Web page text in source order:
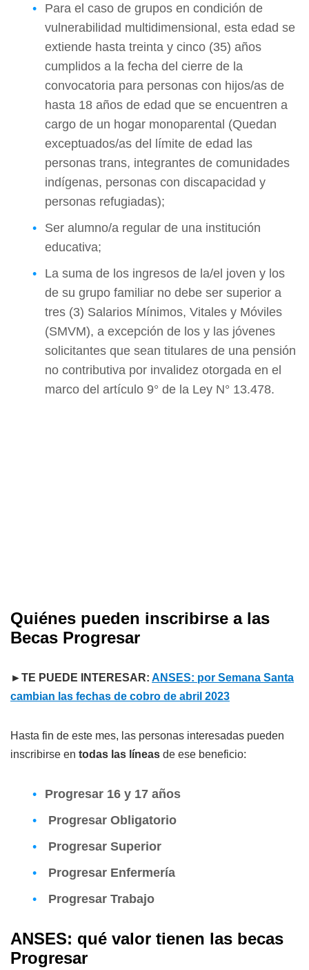
Para el caso de grupos en condición de
vulnerabilidad multidimensional, esta edad se
extiende hasta treinta y cinco (35) años
cumplidos a la fecha del cierre de la
convocatoria para personas con hijos/as de
hasta 18 años de edad que se encuentren a
cargo de un hogar monoparental (Quedan
exceptuados/as del límite de edad las
personas trans, integrantes de comunidades
indígenas, personas con discapacidad y
personas refugiadas);
Ser alumno/a regular de una institución
educativa;
La suma de los ingresos de la/el joven y los
de su grupo familiar no debe ser superior a
tres (3) Salarios Mínimos, Vitales y Móviles
(SMVM), a excepción de los y las jóvenes
solicitantes que sean titulares de una pensión
no contributiva por invalidez otorgada en el
marco del artículo 9° de la Ley N° 13.478.
Quiénes pueden inscribirse a las
Becas Progresar
►TE PUEDE INTERESAR: ANSES: por Semana Santa
cambian las fechas de cobro de abril 2023
Hasta fin de este mes, las personas interesadas pueden
inscribirse en todas las líneas de ese beneficio:
Progresar 16 y 17 años
Progresar Obligatorio
Progresar Superior
Progresar Enfermería
Progresar Trabajo
ANSES: qué valor tienen las becas
Progresar